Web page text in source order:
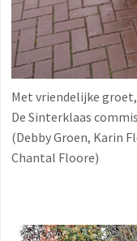
Met vriendelijke groet,
De Sinterklaas
(Debby Groen, Karin
Chantal Floore)